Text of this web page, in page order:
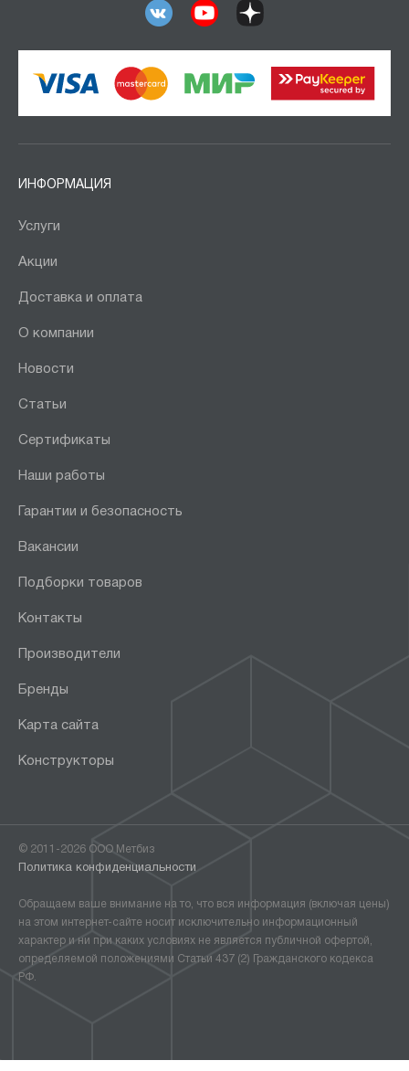
ИНФОРМАЦИЯ
Услуги
Акции
Доставка и оплата
О компании
Новости
Статьи
Сертификаты
Наши работы
Гарантии и безопасность
Вакансии
Подборки товаров
Контакты
Производители
Бренды
Карта сайта
Конструкторы
© 2011-2026 ООО Метбиз
Политика конфиденциальности
Обращаем ваше внимание на то, что вся информация (включая цены)
на этом интернет-сайте носит исключительно информационный
характер и ни при каких условиях не является публичной офертой,
определяемой положениями Статьи 437 (2) Гражданского кодекса
РФ.